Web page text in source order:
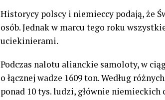
Historycy polscy i niemieccy podają, że
osób. Jednak w marcu tego roku
uciekinierami.
Podczas nalotu alianckie samoloty, w
o łącznej wadze 1609 ton. Według
ponad 10 tys. ludzi, głównie